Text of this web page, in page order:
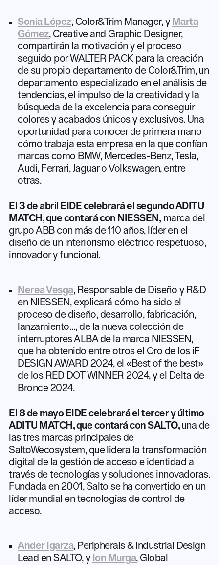
Sonia López, Color&Trim Manager, y Marta
Gómez, Creative and Graphic Designer,
compartirán la motivación y el proceso
seguido por WALTER PACK para la creación
de su propio departamento de Color&Trim, un
departamento especializado en el análisis de
tendencias, el impulso de la creatividad y la
búsqueda de la excelencia para conseguir
colores y acabados únicos y exclusivos. Una
oportunidad para conocer de primera mano
cómo trabaja esta empresa en la que confían
marcas como BMW, Mercedes-Benz, Tesla,
Audi, Ferrari, Jaguar o Volkswagen, entre
otras.
El 3 de abril EIDE celebrará el segundo ADITU
MATCH, que contará con NIESSEN, marca del
grupo ABB con más de 110 años, líder en el
diseño de un interiorismo eléctrico respetuoso,
innovador y funcional.
Nerea Vesga, Responsable de Diseño y R&D
en NIESSEN, explicará cómo ha sido el
proceso de diseño, desarrollo, fabricación,
lanzamiento…, de la nueva colección de
interruptores ALBA de la marca NIESSEN,
que ha obtenido entre otros el Oro de los iF
DESIGN AWARD 2024, el «Best of the best»
de los RED DOT WINNER 2024, y el Delta de
Bronce 2024.
El 8 de mayo EIDE celebrará el tercer y último
ADITU MATCH, que contará con SALTO, una de
las tres marcas principales de
SaltoWecosystem, que lidera la transformación
digital de la gestión de acceso e identidad a
través de tecnologías y soluciones innovadoras.
Fundada en 2001, Salto se ha convertido en un
líder mundial en tecnologías de control de
acceso.
Ander Igarza, Peripherals & Industrial Design
Lead en SALTO, y Ion Murga, Global